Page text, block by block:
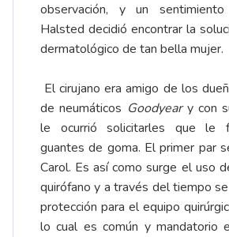
observación, y un
Halsted decidió encontrar la
dermatológico de tan bella mujer.
El cirujano era amigo de los
de neumáticos Goodyeary con
le ocurrió solicitarles que le
guantes de goma. El primer par
Carol. Es así como surge el uso
quirófano y a través del tiempo
protección para el equipo
lo cual es común y mandatorio